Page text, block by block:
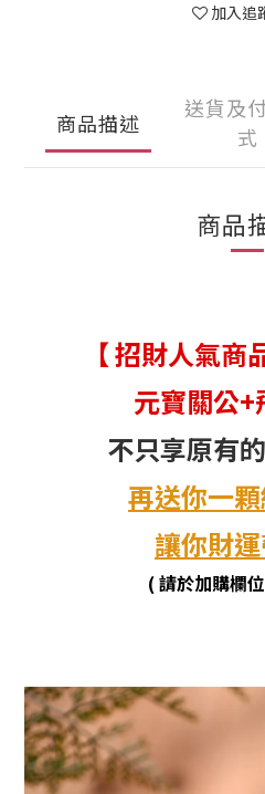
加入追
商品描述
送貨及
式
商品
【 招財人氣商
元寶關公+
不只享原有
再送你一
讓你財
( 請於加購欄